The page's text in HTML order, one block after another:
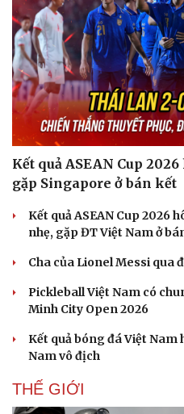
Tư vấn
Săn Tour
check-in
Kết quả ASEAN Cup
gặp Singapore ở bán kết
Kết quả ASEAN Cup 2026
nhẹ, gặp ĐT Việt Nam ở
Cha của Lionel Messi qua
Pickleball Việt Nam có
Minh City Open 2026
Kết quả bóng đá Việt Nam
Nam vô địch
THẾ GIỚI